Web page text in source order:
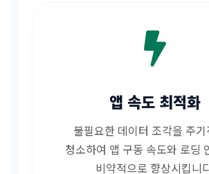
앱 속도 최적화
불필요한 데이터 조각을 주
청소하여 앱 구동 속도와 로딩
비약적으로 향상시킵니